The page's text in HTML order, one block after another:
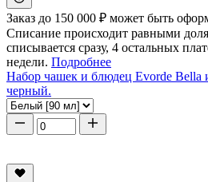
Заказ до 150 000 ₽ может быть
Списание происходит равными
списывается сразу, 4 остальных
недели. Подробнее
Набор чашек и блюдец Evorde Bella
черный.